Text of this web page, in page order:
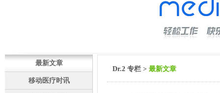
最新文章
移动医疗时讯
Dr.2 专栏 > 最新文章